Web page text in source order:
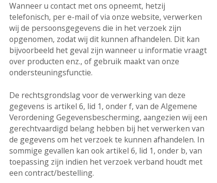
Wanneer u contact met ons opneemt, hetzij
telefonisch, per e-mail of via onze website, verwerken
wij de persoonsgegevens die in het verzoek zijn
opgenomen, zodat wij dit kunnen afhandelen. Dit kan
bijvoorbeeld het geval zijn wanneer u informatie vraagt
over producten enz., of gebruik maakt van onze
ondersteuningsfunctie.
De rechtsgrondslag voor de verwerking van deze
gegevens is artikel 6, lid 1, onder f, van de Algemene
Verordening Gegevensbescherming, aangezien wij een
gerechtvaardigd belang hebben bij het verwerken van
de gegevens om het verzoek te kunnen afhandelen. In
sommige gevallen kan ook artikel 6, lid 1, onder b, van
toepassing zijn indien het verzoek verband houdt met
een contract/bestelling.